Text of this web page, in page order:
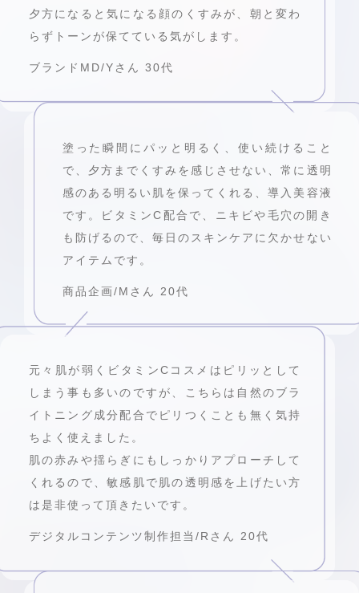
夕方になると気になる顔のくすみが、朝と変わ
らずトーンが保てている気がします。
ブランドMD/Yさん 30代
塗った瞬間にパッと明るく、使い続けること
で、夕方までくすみを感じさせない、常に透明
感のある明るい肌を保ってくれる、導入美容液
です。ビタミンC配合で、ニキビや毛穴の開き
も防げるので、毎日のスキンケアに欠かせない
アイテムです。
商品企画/Mさん 20代
元々肌が弱くビタミンCコスメはピリッとして
しまう事も多いのですが、こちらは自然のブラ
イトニング成分配合でピリつくことも無く気持
ちよく使えました。
肌の赤みや揺らぎにもしっかりアプローチして
くれるので、敏感肌で肌の透明感を上げたい方
は是非使って頂きたいです。
デジタルコンテンツ制作担当/Rさん 20代